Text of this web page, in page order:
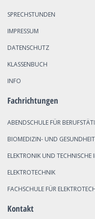
SPRECHSTUNDEN
IMPRESSUM
DATENSCHUTZ
KLASSENBUCH
INFO
Fachrichtungen
ABENDSCHULE FÜR
BIOMEDIZIN- UND
ELEKTRONIK UND TECHNISCHE
ELEKTROTECHNIK
FACHSCHULE FÜR
Kontakt